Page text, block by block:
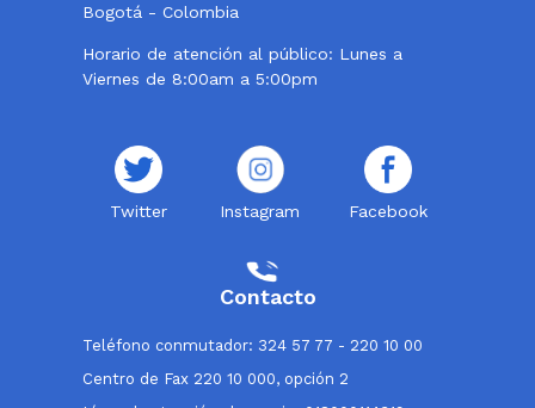
Bogotá - Colombia
Horario de atención al público: Lunes a
Viernes de 8:00am a 5:00pm
Twitter Instagram Facebook
Contacto
Teléfono conmutador: 324 57 77 - 220 10 00
Centro de Fax 220 10 000, opción 2